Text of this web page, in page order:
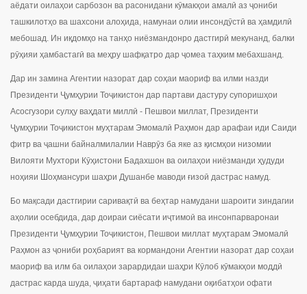
аёдати оилаҳои сарбозон ва расонидани кӯмакҳои амалӣ аз ҷониби
ташкилотҳо ва шахсони алоҳида, намунаи олии инсондӯстӣ ва ҳамдилӣ
мебошад. Ин иқдомҳо на танҳо ниёзмандонро дастгирӣ мекунанд, балки
рӯҳияи ҳамбастагӣ ва меҳру шафқатро дар ҷомеа таҳким мебахшанд.
Дар ин замина Агентии назорат дар соҳаи маориф ва илми назди
Президенти Ҷумҳурии Тоҷикистон дар партави дастуру супоришҳои
Асосгузори сулҳу ваҳдати миллӣ - Пешвои миллат, Президенти
Ҷумҳурии Тоҷикистон муҳтарам Эмомалӣ Раҳмон дар арафаи иди Саиди
фитр ва ҷашни байналмилалии Наврӯз ба яке аз қисмҳои низомии
Вилояти Мухтори Кӯҳистони Бадахшон ва оилаҳои ниёзманди ҳудуди
ноҳияи Шоҳмансури шаҳри Душанбе маводи ғизоӣ дастрас намуд.
Бо мақсади дастгирии саривақтӣ ва беҳтар намудани шароити зиндагии
аҳолии осебдида, дар доираи сиёсати иҷтимоӣ ва инсонпарваронаи
Президенти Ҷумҳурии Тоҷикистон, Пешвои миллат муҳтарам Эмомалӣ
Раҳмон аз ҷониби роҳбарият ва кормандони Агентии назорат дар соҳаи
маориф ва илм ба оилаҳои зарардидаи шаҳри Кӯлоб кӯмакҳои моддӣ
дастрас карда шуда, ҷиҳати бартараф намудани оқибатҳои офати